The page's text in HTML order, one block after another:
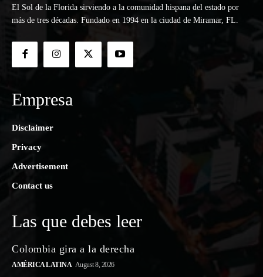
El Sol de la Florida sirviendo a la comunidad hispana del estado por
más de tres décadas. Fundado en 1994 en la ciudad de Miramar, FL.
Empresa
Disclaimer
Privacy
Advertisement
Contact us
Las que debes leer
Colombia gira a la derecha
AMÉRICA LATINA August 8, 2026